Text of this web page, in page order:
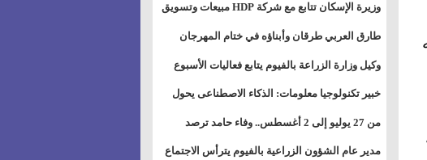
وزيرة الإسكان تتابع مع شركة HDP مبيعات وتسويق
مشروعات المدن الجديدة
طارق العربي طرقان وأبناؤه في ختام المهرجان
الصيفي للموسيقى والغناء بالمسرح المكشوف
وكيل وزارة الزراعة بالفيوم يتابع فعاليات الأسبوع
خبير تكنولوجيا معلومات: الذكاء الاصطناعى يحول
المستخدم إلى سلعة فى اقتصاد الانتباه
من 27 يوليو إلى 2 أغسطس.. وفاء حامد ترصد
تأثيرات أقوى الاتصالات الفلكية على الأبراج
مدير عام الشؤون الزراعية بالفيوم يترأس الاجتماع